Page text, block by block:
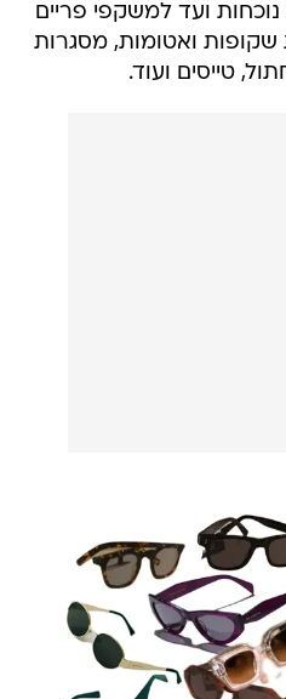
ועד למשקפי פריים
שקופות ואטומות, מסגרות
טייסים ועוד.